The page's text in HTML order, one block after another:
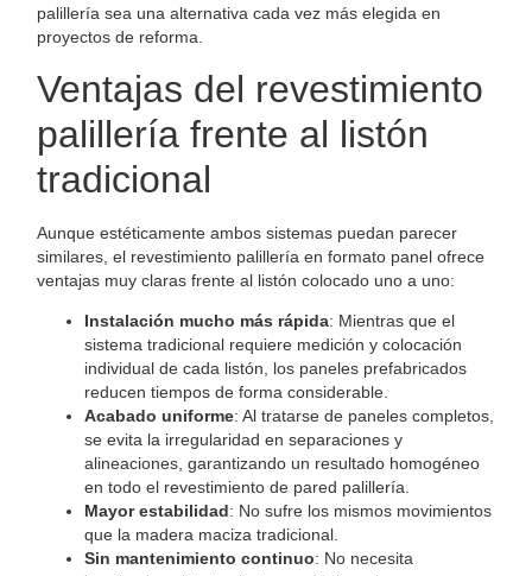
palillería sea una alternativa cada vez más elegida en
proyectos de reforma.
Ventajas del revestimiento
palillería frente al listón
tradicional
Aunque estéticamente ambos sistemas puedan parecer
similares, el revestimiento palillería en formato panel ofrece
ventajas muy claras frente al listón colocado uno a uno:
Instalación mucho más rápida: Mientras que el
sistema tradicional requiere medición y colocación
individual de cada listón, los paneles prefabricados
reducen tiempos de forma considerable.
Acabado uniforme: Al tratarse de paneles completos,
se evita la irregularidad en separaciones y
alineaciones, garantizando un resultado homogéneo
en todo el revestimiento de pared palillería.
Mayor estabilidad: No sufre los mismos movimientos
que la madera maciza tradicional.
Sin mantenimiento continuo: No necesita